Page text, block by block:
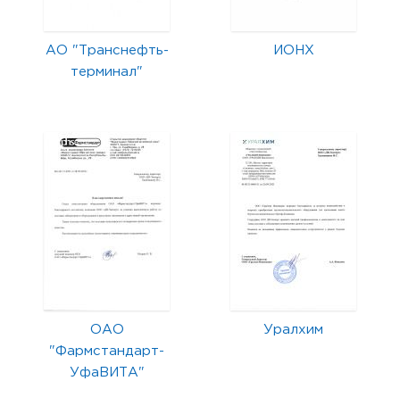
АО "Транснефть-
терминал"
ИОНХ
ОАО
"Фармстандарт-
УфаВИТА"
Уралхим